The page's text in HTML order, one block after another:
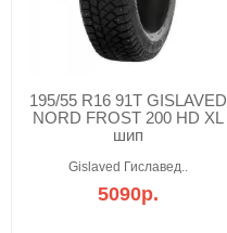
195/55 R16 91T GISLAVED
NORD FROST 200 HD XL
шип
Gislaved Гиславед..
5090р.